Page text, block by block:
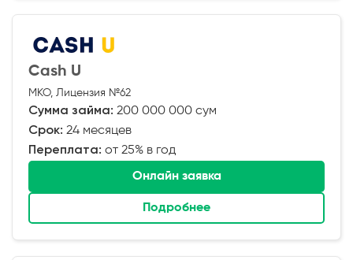
Cash U
МКО, Лицензия №62
Сумма займа: 200 000 000 сум
Срок: 24 месяцев
Переплата: от 25% в год
Онлайн заявка
Подробнее